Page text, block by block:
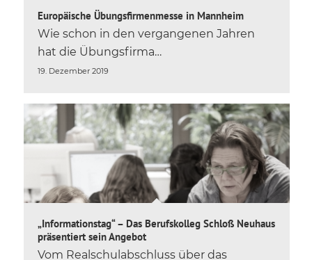
Europäische Übungsfirmenmesse in Mannheim
Wie schon in den vergangenen Jahren
hat die Übungsfirma…
19. Dezember 2019
„Informationstag“ – Das Berufskolleg Schloß Neuhaus
präsentiert sein Angebot
Vom Realschulabschluss über das